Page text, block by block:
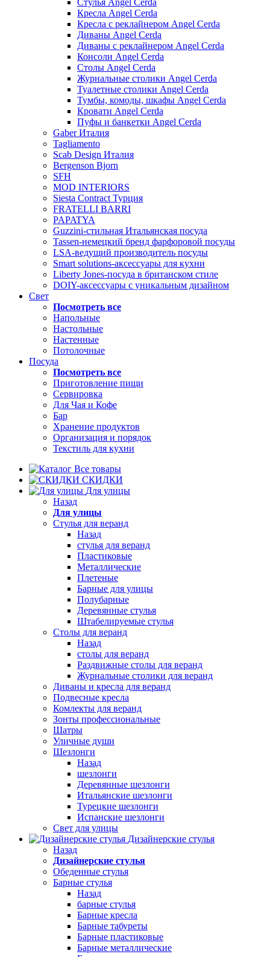
Стулья Angel Cerda
Кресла Angel Cerda
Кресла с реклайнером Angel Cerda
Диваны Angel Cerda
Диваны с реклайнером Angel Cerda
Консоли Angel Cerda
Столы Angel Cerda
Журнальные столики Angel Cerda
Туалетные столики Angel Cerda
Тумбы, комоды, шкафы Angel Cerda
Кровати Angel Cerda
Пуфы и банкетки Angel Cerda
Gaber Италия
Tagliamento
Scab Design Италия
Bergenson Bjorn
SFH
MOD INTERIORS
Siesta Contract Турция
FRATELLI BARRI
PAPATYA
Guzzini-стильная Итальянская посуда
Tassen-немецкий бренд фарфоровой посуды
LSA-ведущий производитель посуды
Smart solutions-аксессуары для кухни
Liberty Jones-посуда в британском стиле
DOIY-аксессуары с уникальным дизайном
Свет
Посмотреть все
Напольные
Настольные
Настенные
Потолочные
Посуда
Посмотреть все
Приготовление пищи
Сервировка
Для Чая и Кофе
Бар
Хранение продуктов
Организация и порядок
Текстиль для кухни
Все товары
СКИДКИ
Для улицы
Назад
Для улицы
Стулья для веранд
Назад
стулья для веранд
Пластиковые
Металлические
Плетеные
Барные для улицы
Полубарные
Деревянные стулья
Штабелируемые стулья
Столы для веранд
Назад
столы для веранд
Раздвижные столы для веранд
Журнальные столики для веранд
Диваны и кресла для веранд
Подвесные кресла
Комлекты для веранд
Зонты профессиональные
Шатры
Уличные души
Шезлонги
Назад
шезлонги
Деревянные шезлонги
Итальянские шезлонги
Турецкие шезлонги
Испанские шезлонги
Свет для улицы
Дизайнерские стулья
Назад
Дизайнерские стулья
Обеденные стулья
Барные стулья
Назад
барные стулья
Барные кресла
Барные табуреты
Барные пластиковые
Барные металлические